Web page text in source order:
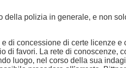
polizia in generale, e non
di concessione di certe licenze
favori. La rete di conoscenze,
luogo, nel corso della sua